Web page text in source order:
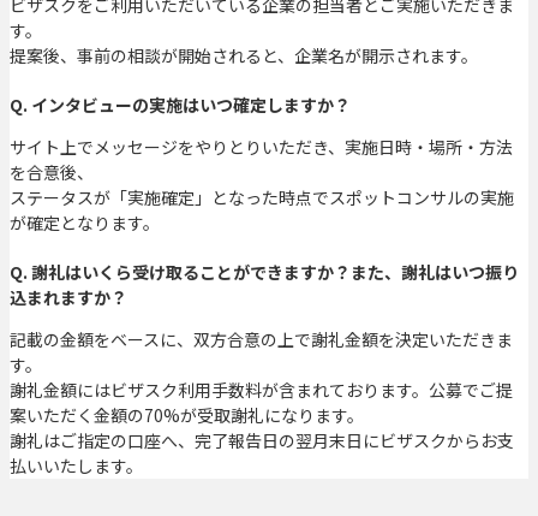
す。
提案後、事前の相談が開始されると、企業名が開示されます。
Q. インタビューの実施はいつ確定しますか？
サイト上でメッセージをやりとりいただき、実施日時・場所・方法
を合意後、
ステータスが「実施確定」となった時点でスポットコンサルの実施
が確定となります。
Q. 謝礼はいくら受け取ることができますか？また、謝礼はいつ振り
込まれますか？
記載の金額をベースに、双方合意の上で謝礼金額を決定いただきま
す。
謝礼金額にはビザスク利用手数料が含まれております。公募でご提
案いただく金額の70%が受取謝礼になります。
謝礼はご指定の口座へ、完了報告日の翌月末日にビザスクからお支
払いいたします。